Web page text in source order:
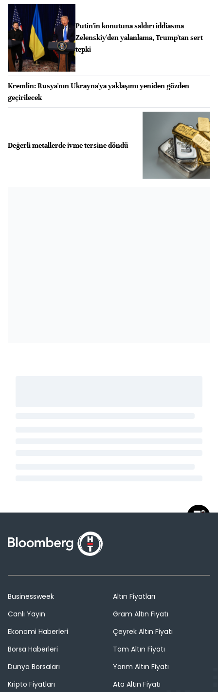
Putin'in konutuna saldırı iddiasına
Zelenskiy'den yalanlama, Trump'tan sert
tepki
Kremlin: Rusya'nın Ukrayna'ya yaklaşımı yeniden gözden
geçirilecek
Değerli metallerde ivme tersine döndü
Businessweek
Canlı Yayın
Ekonomi Haberleri
Borsa Haberleri
Dünya Borsaları
Kripto Fiyatları
Altın Fiyatları
Gram Altın Fiyatı
Çeyrek Altın Fiyatı
Tam Altın Fiyatı
Yarım Altın Fiyatı
Ata Altın Fiyatı